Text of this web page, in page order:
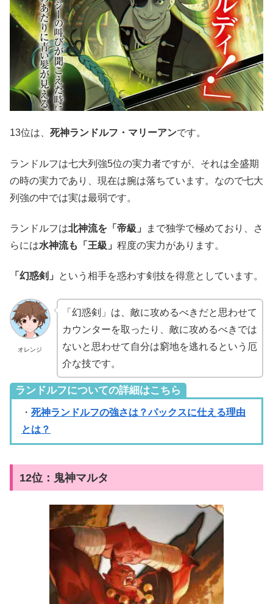
13位は、 死神ランドルフ・マリーアンです。
ランドルフは七大列強5位の実力者ですが、それは全盛期
の時の実力であり、現在は腕は落ちています。なので七大
列強の中では実は最弱です。
ランドルフは北神流を「帝級」
まで独学で極めており、さ
らには水神流も「王級」 程度の実力があります。
「幻惑剣」 という相手を惑わす剣技を得意としています。
オレンジ
「幻惑剣」は、敵に攻めるべきだと思わせて
カウンターを取ったり、敵に攻めるべきでは
ないと思わせて自分は窮地を逃れるという厄
介な技です。
ランドルフについての詳細はこちら
・ 死神ランドルフの強さは？パックスに仕える理由
とは？
12位：鬼神マルタ